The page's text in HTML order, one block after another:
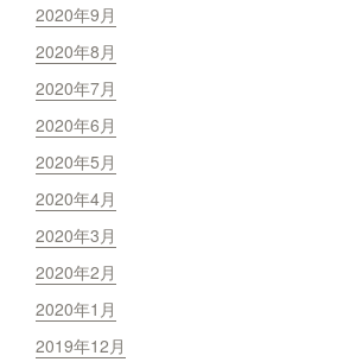
2020年9月
2020年8月
2020年7月
2020年6月
2020年5月
2020年4月
2020年3月
2020年2月
2020年1月
2019年12月